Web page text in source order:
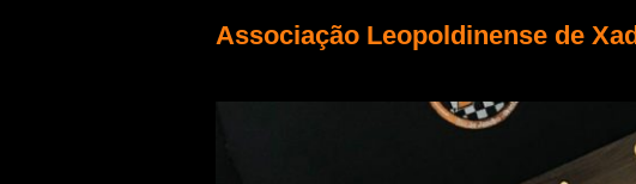
Associação Leopoldinense de